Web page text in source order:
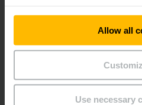
Allow all
Use necessary
Medium/ high level
1.2t